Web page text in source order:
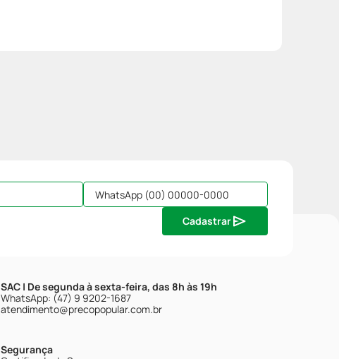
Cadastrar
SAC | De segunda à sexta-feira, das 8h às 19h
WhatsApp: (47) 9 9202-1687
atendimento@precopopular.com.br
Segurança